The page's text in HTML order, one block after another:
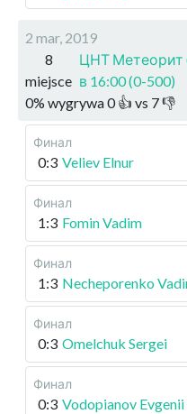
2 mar, 2019
8
miejsce
ЦНТ Метеорит
в 16:00 (0-500)
0% wygrywa0👍 vs 7👎
Финал
0:3 Veliev Elnur
Финал
1:3 Fomin Vadim
Финал
1:3 Necheporenko
Финал
0:3 Omelchuk Sergei
Финал
0:3 Vodopianov Evgenii